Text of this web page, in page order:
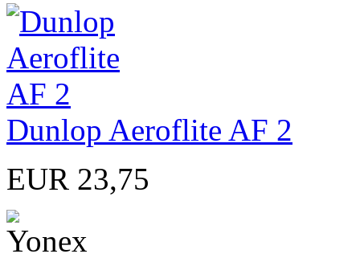
Dunlop Aeroflite AF 2
EUR 23,75